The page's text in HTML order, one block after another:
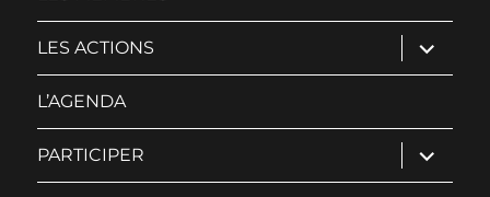
LES ACTIONS ouvrir
le
sous-
L’AGENDA
PARTICIPER ouvrir
le
sous-